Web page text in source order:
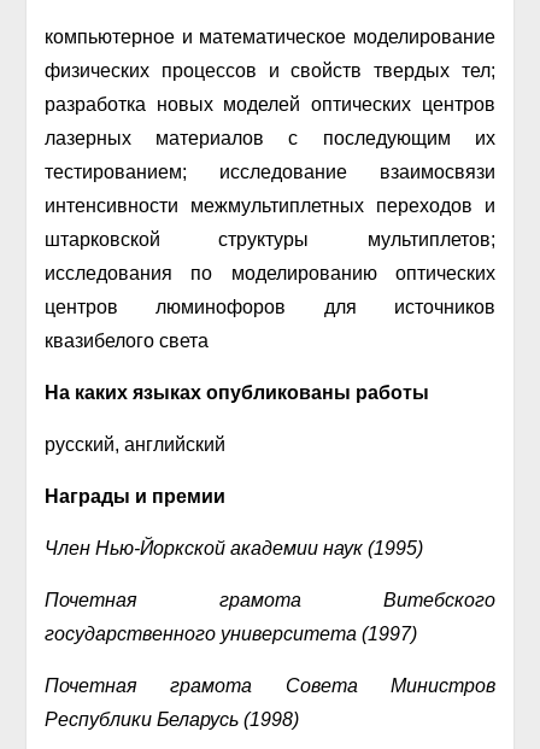
компьютерное и математическое моделирование
физических процессов и свойств твердых тел;
разработка новых моделей оптических центров
лазерных материалов с последующим их
тестированием; исследование взаимосвязи
интенсивности межмультиплетных переходов и
штарковской структуры мультиплетов;
исследования по моделированию оптических
центров люминофоров для источников
квазибелого света
На каких языках опубликованы работы
русский, английский
Награды и премии
Член Нью-Йоркской академии наук (1995)
Почетная грамота Витебского
государственного университета (1997)
Почетная грамота Совета Министров
Республики Беларусь (1998)